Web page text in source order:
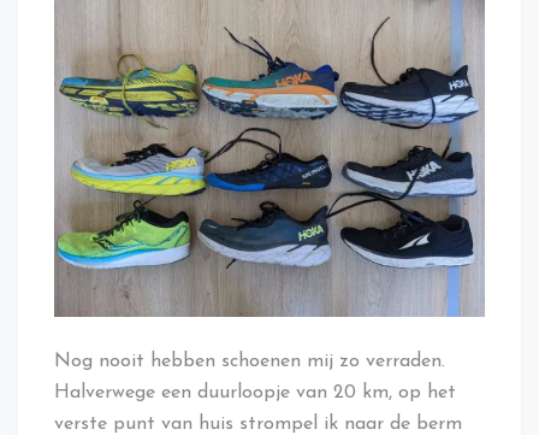
Nog nooit hebben schoenen mij zo verraden.
Halverwege een duurloopje van 20 km, op het
verste punt van huis strompel ik naar de berm